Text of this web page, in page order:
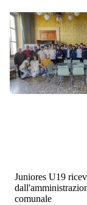
Juniores U19
comunale